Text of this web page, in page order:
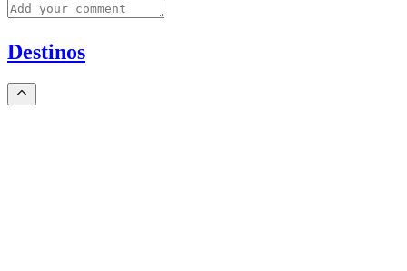
Destinos